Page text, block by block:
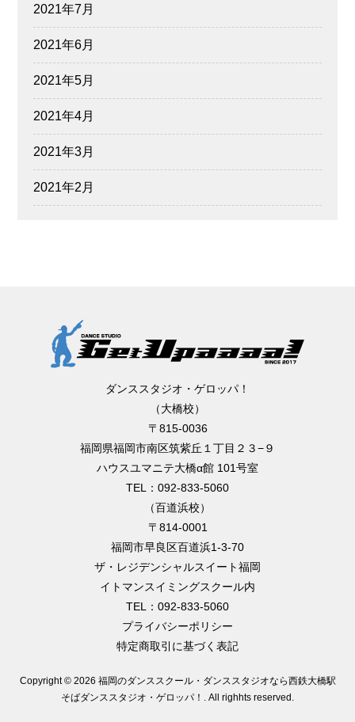
2021年7月
2021年6月
2021年5月
2021年4月
2021年3月
2021年2月
ダンススタジオ・ゲロッパ！
（大橋校）
〒815-0036
福岡県福岡市南区筑紫丘１丁目２３−９
ハウスユマニテ大橋α館 101号室
TEL：092-833-5060
（百道浜校）
〒814-0001
福岡市早良区百道浜1-3-70
ザ・レジデンシャルスイート福岡
イトマンスイミングスクール内
TEL：092-833-5060
プライバシーポリシー
特定商取引に基づく表記
Copyright © 2026 福岡のダンススクール・ダンススタジオなら西鉄大橋駅
そばダンススタジオ・ゲロッパ！ . All righhts reserved.